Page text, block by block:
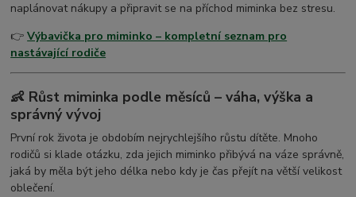
naplánovat nákupy a připravit se na příchod miminka bez stresu.
👉Výbavička pro miminko – kompletní seznam pro
nastávající rodiče
👶 Růst miminka podle měsíců – váha, výška a
správný vývoj
První rok života je obdobím nejrychlejšího růstu dítěte. Mnoho
rodičů si klade otázku, zda jejich miminko přibývá na váze správně,
jaká by měla být jeho délka nebo kdy je čas přejít na větší velikost
oblečení.